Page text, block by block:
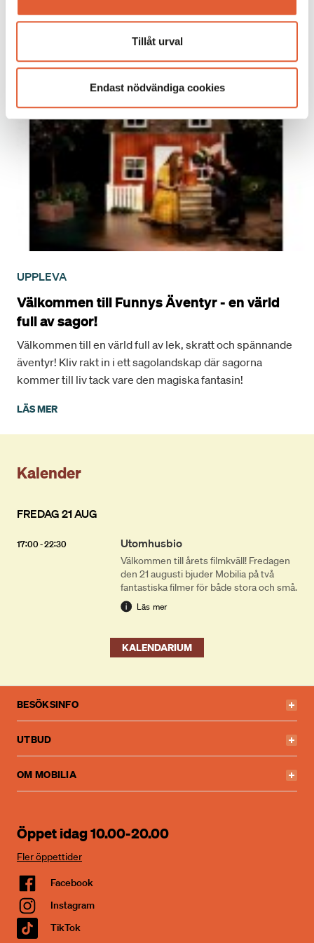
Tillåt urval
Endast nödvändiga cookies
bistro. Spela på exotiska banor, var med i roliga
LÄS MER
UPPLEVA
Välkommen till Funnys Äventyr - en värld
full av sagor!
Välkommen till en värld full av lek, skratt och spännande
äventyr! Kliv rakt in i ett sagolandskap där sagorna
kommer till liv tack vare den magiska fantasin!
LÄS MER
Kalender
FREDAG 21 AUG
17:00 - 22:30 Utomhusbio
Välkommen till årets filmkväll! Fredagen
den 21 augusti bjuder Mobilia på två
fantastiska filmer för både stora och små.
Läs mer
KALENDARIUM
BESÖKSINFO
UTBUD
OM MOBILIA
Öppet idag 10.00-20.00
Fler öppettider
Facebook
Instagram
TikTok